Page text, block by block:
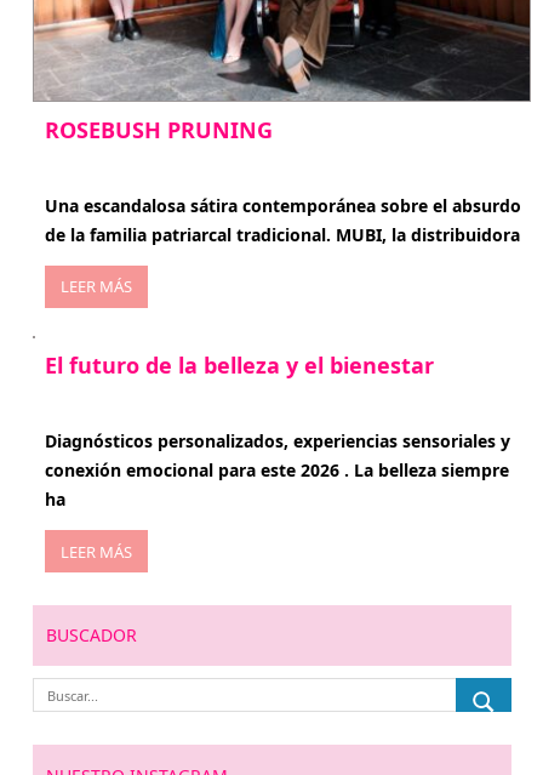
ROSEBUSH PRUNING
Una escandalosa sátira contemporánea sobre el absurdo
de la familia patriarcal tradicional. MUBI, la distribuidora
LEER MÁS
El futuro de la belleza y el bienestar
Diagnósticos personalizados, experiencias sensoriales y
conexión emocional para este 2026 . La belleza siempre
ha
LEER MÁS
BUSCADOR